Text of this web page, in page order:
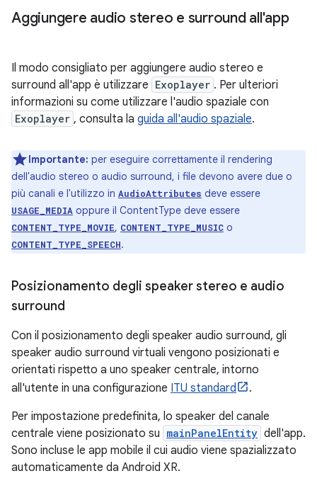
Aggiungere audio stereo e surround all'app
Il modo consigliato per aggiungere audio stereo e
surround all'app è utilizzare Exoplayer . Per ulteriori
informazioni su come utilizzare l'audio spaziale con
Exoplayer , consulta la guida all'audio spaziale.
Importante: per eseguire correttamente il rendering
dell'audio stereo o audio surround, i file devono avere due o
più canali e l'utilizzo in AudioAttributes deve essere
USAGE_MEDIA oppure il ContentType deve essere
CONTENT_TYPE_MOVIE, CONTENT_TYPE_MUSIC o
CONTENT_TYPE_SPEECH.
Posizionamento degli speaker stereo e audio
surround
Con il posizionamento degli speaker audio surround, gli
speaker audio surround virtuali vengono posizionati e
orientati rispetto a uno speaker centrale, intorno
all'utente in una configurazione ITU standard
.
Per impostazione predefinita, lo speaker del canale
centrale viene posizionato su mainPanelEntity dell'app.
Sono incluse le app mobile il cui audio viene spazializzato
automaticamente da Android XR.